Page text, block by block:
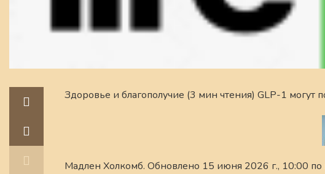
Здоровье и благополучие (3 мин чтения) GLP-1 могут
Мадлен Холкомб. Обновлено 15 июня 2026 г., 10:00